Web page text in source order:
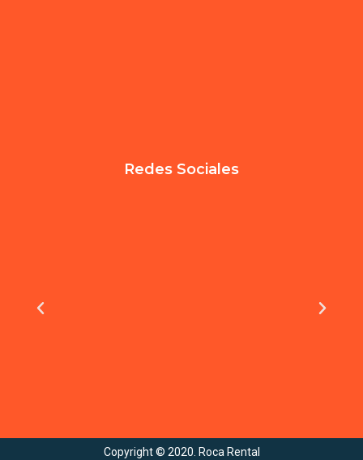
Redes Sociales
Copyright © 2020. Roca Rental